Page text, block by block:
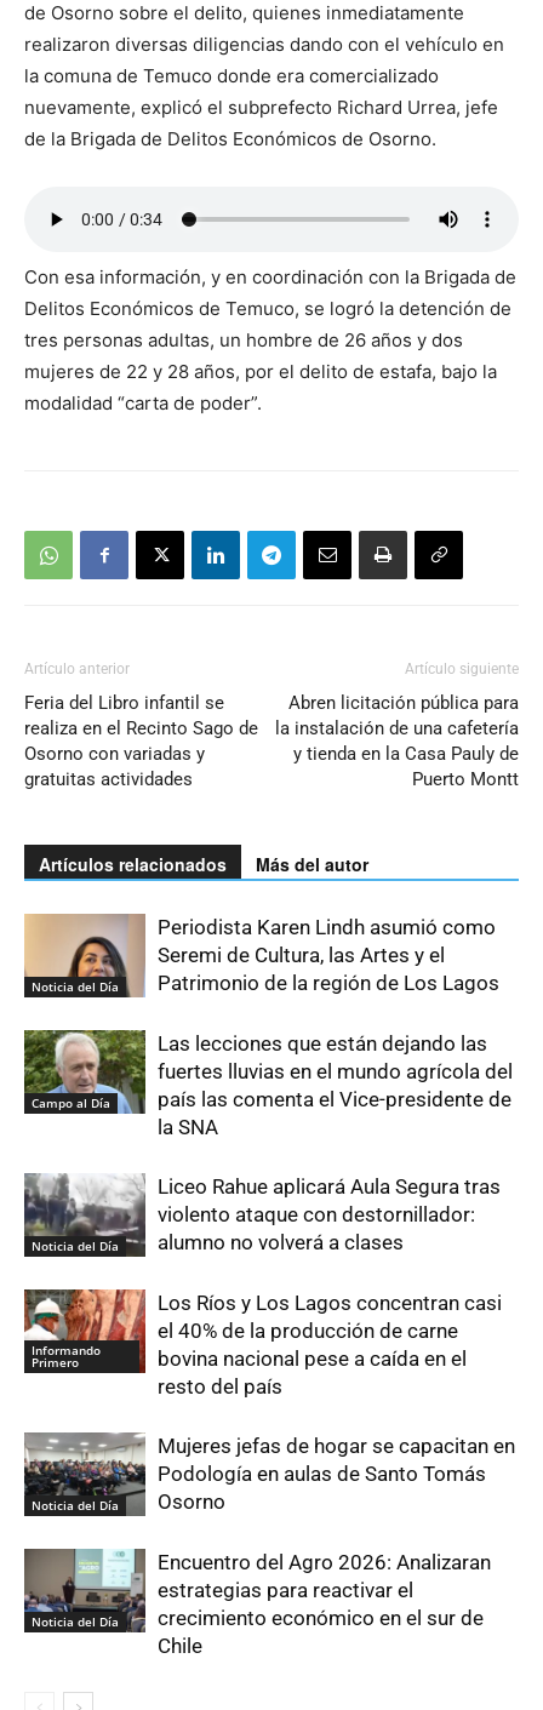
de Osorno sobre el delito, quienes inmediatamente
realizaron diversas diligencias dando con el vehículo en
la comuna de Temuco donde era comercializado
nuevamente, explicó el subprefecto Richard Urrea, jefe
de la Brigada de Delitos Económicos de Osorno.
Con esa información, y en coordinación con la Brigada de
Delitos Económicos de Temuco, se logró la detención de
tres personas adultas, un hombre de 26 años y dos
mujeres de 22 y 28 años, por el delito de estafa, bajo la
modalidad “carta de poder”.
Artículo anterior
Feria del Libro infantil se
realiza en el Recinto Sago de
Osorno con variadas y
gratuitas actividades
Artículo siguiente
Abren licitación pública para
la instalación de una cafetería
y tienda en la Casa Pauly de
Puerto Montt
Artículos relacionados Más del autor
Noticia del Día
Periodista Karen Lindh asumió como
Seremi de Cultura, las Artes y el
Patrimonio de la región de Los Lagos
Campo al Día
Las lecciones que están dejando las
fuertes lluvias en el mundo agrícola del
país las comenta el Vice-presidente de
la SNA
Noticia del Día
Liceo Rahue aplicará Aula Segura tras
violento ataque con destornillador:
alumno no volverá a clases
Informando
Primero
Los Ríos y Los Lagos concentran casi
el 40% de la producción de carne
bovina nacional pese a caída en el
resto del país
Noticia del Día
Mujeres jefas de hogar se capacitan en
Podología en aulas de Santo Tomás
Osorno
Noticia del Día
Encuentro del Agro 2026: Analizaran
estrategias para reactivar el
crecimiento económico en el sur de
Chile